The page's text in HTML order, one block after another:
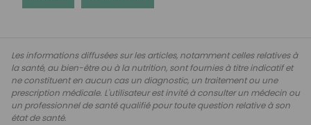
Les informations diffusées sur les articles, notamment celles relatives à
la santé, au bien-être ou à la nutrition, sont fournies à titre indicatif et
ne constituent en aucun cas un diagnostic, un traitement ou une
prescription médicale. L'utilisateur est invité à consulter un médecin ou
un professionnel de santé qualifié pour toute question relative à son
état de santé.